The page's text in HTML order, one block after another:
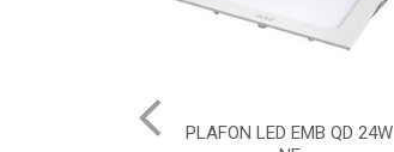
PLAFON LED EMB QD 30W